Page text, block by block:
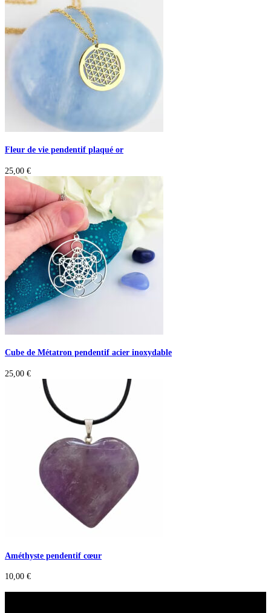
Fleur de vie pendentif plaqué or
25,00 €
Cube de Métatron pendentif acier inoxydable
25,00 €
Améthyste pendentif cœur
10,00 €